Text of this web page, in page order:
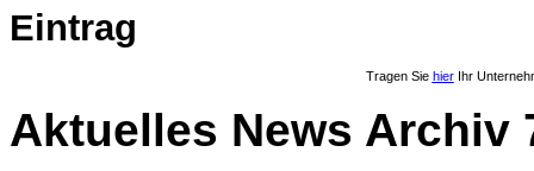
Eintrag
Tragen Sie hierIhr
Aktuelles News Archiv